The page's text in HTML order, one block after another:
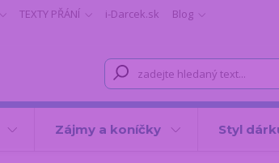
TEXTY PŘÁNÍ i-Darcek.sk
Blog
Zájmy a koníčky Styl